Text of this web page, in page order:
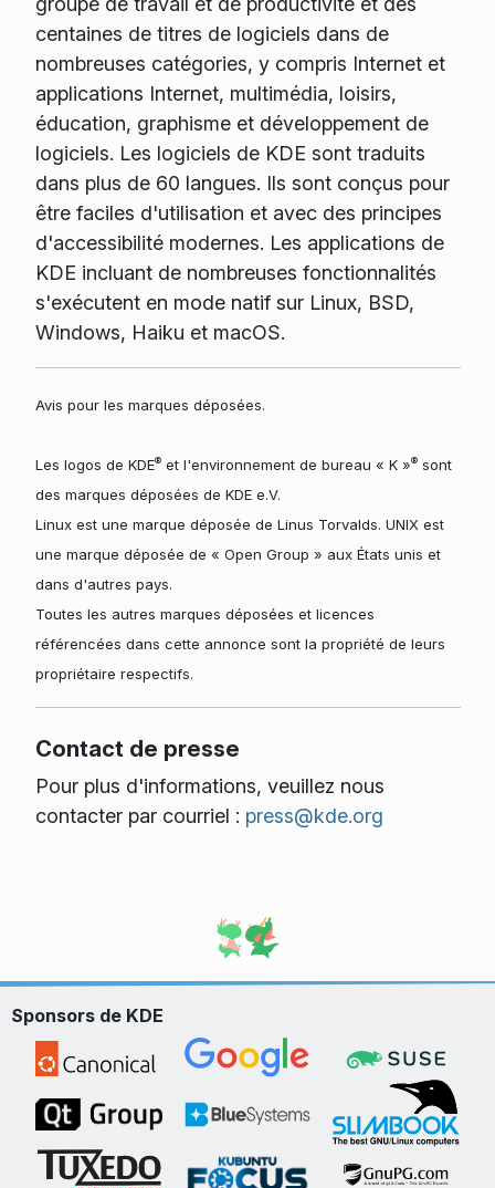
centaines de titres de logiciels dans de
nombreuses catégories, y compris Internet et
applications Internet, multimédia, loisirs,
éducation, graphisme et développement de
logiciels. Les logiciels de KDE sont traduits
dans plus de 60 langues. Ils sont conçus pour
être faciles d'utilisation et avec des principes
d'accessibilité modernes. Les applications de
KDE incluant de nombreuses fonctionnalités
s'exécutent en mode natif sur Linux, BSD,
Windows, Haiku et macOS.
Avis pour les marques déposées.
Les logos de KDE®et l'environnement de bureau « K »®sont
des marques déposées de KDE e.V.
Linux est une marque déposée de Linus Torvalds. UNIX est
une marque déposée de « Open Group » aux États unis et
dans d'autres pays.
Toutes les autres marques déposées et licences
référencées dans cette annonce sont la propriété de leurs
propriétaire respectifs.
Contact de presse
Pour plus d'informations, veuillez nous
contacter par courriel : press@kde.org
Sponsors de KDE